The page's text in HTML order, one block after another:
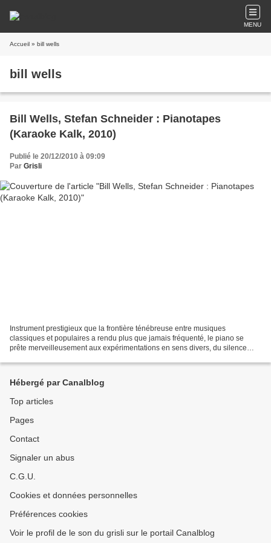
MENU
Accueil » bill wells
bill wells
Bill Wells, Stefan Schneider : Pianotapes
(Karaoke Kalk, 2010)
Publié le 20/12/2010 à 09:09
Par Grisli
Instrument prestigieux que la frontière ténébreuse entre musiques
classiques et populaires a rendu plus que jamais fréquenté, le piano se
prête merveilleusement aux expérimentations en sens divers, du silence
Hébergé par Canalblog
Top articles
Pages
Contact
Signaler un abus
C.G.U.
Cookies et données personnelles
Préférences cookies
Voir le profil de le son du grisli sur le portail Canalblog